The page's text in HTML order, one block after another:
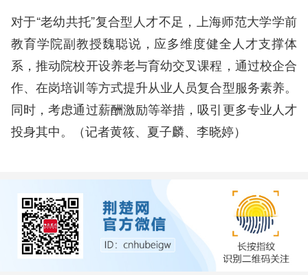
对于“老幼共托”复合型人才不足，上海师范大学学前
教育学院副教授魏聪说，应多维度健全人才支撑体
系，推动院校开设养老与育幼交叉课程，通过校企合
作、在岗培训等方式提升从业人员复合型服务素养。
同时，考虑通过薪酬激励等举措，吸引更多专业人才
投身其中。（记者黄筱、夏子麟、李晓婷）